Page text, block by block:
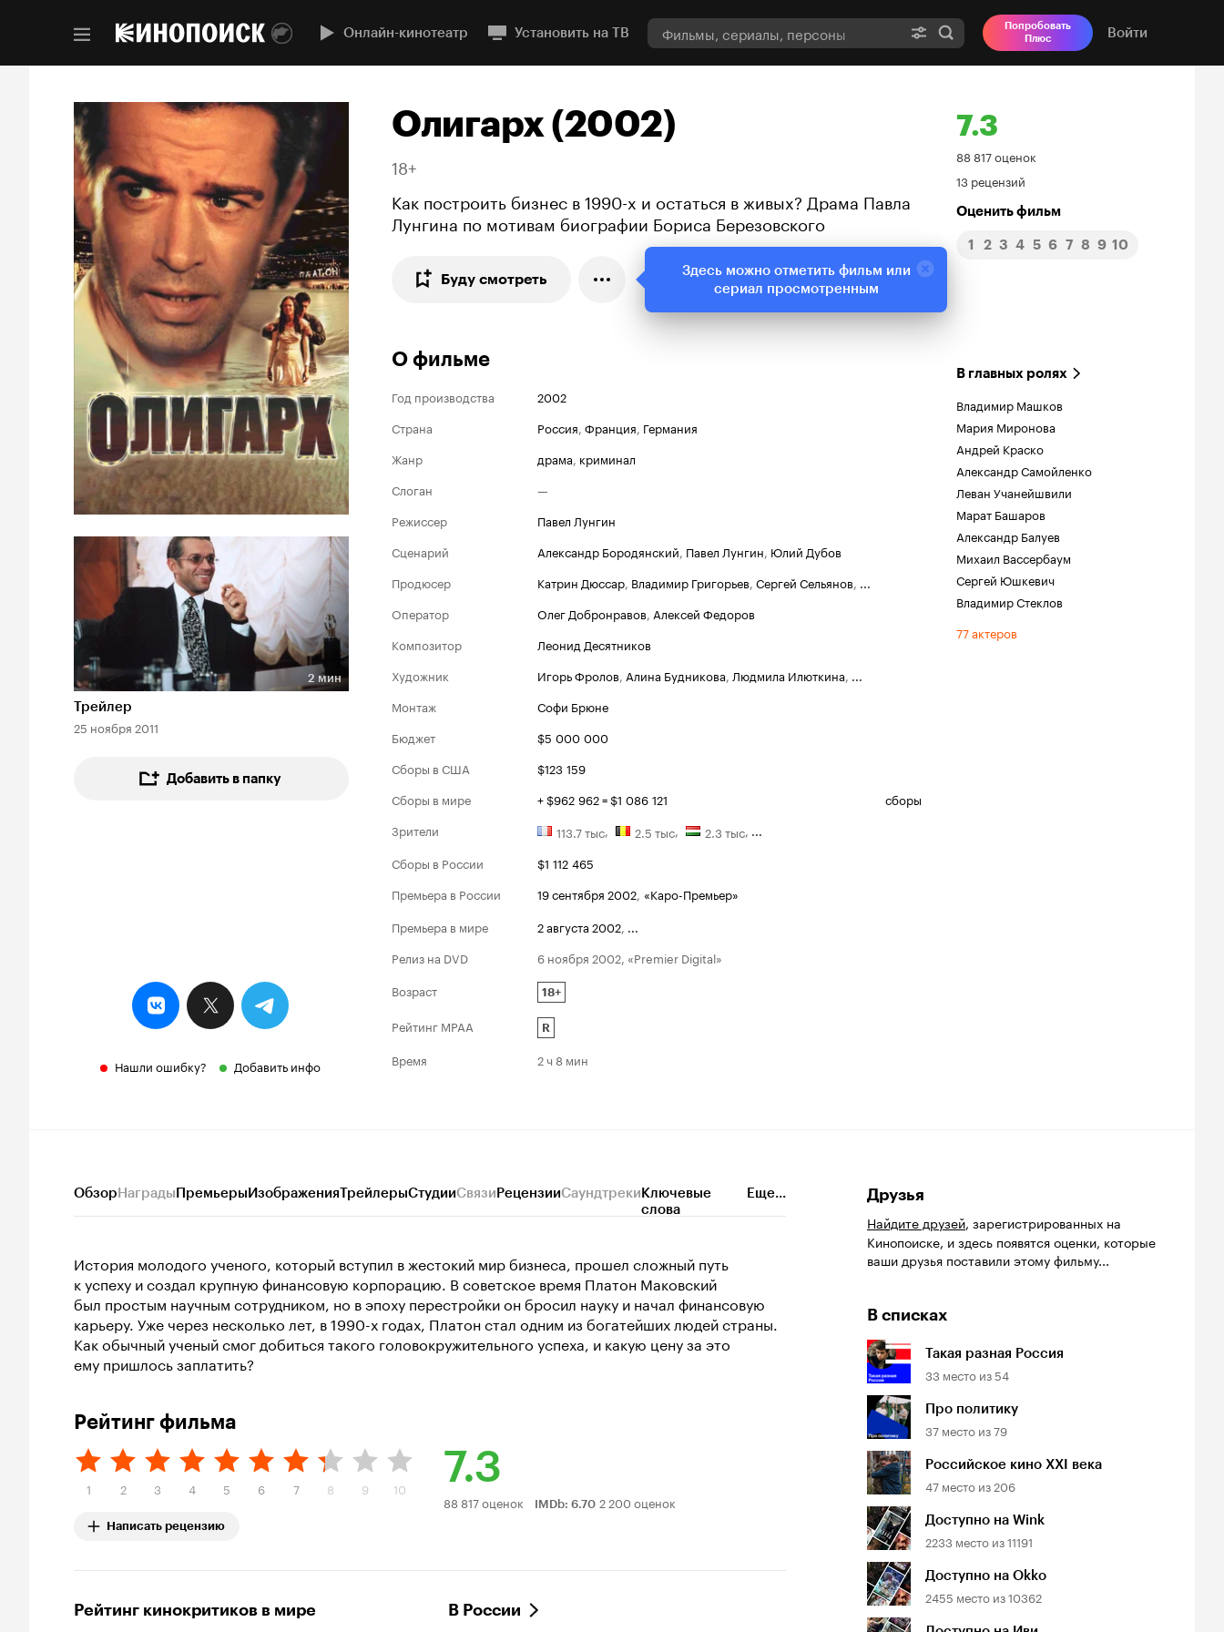
Онлайн-кинотеатр Установить на ТВ
Попробовать
Плюс
Войти
Длительность 2 мин
2 мин
Трейлер
25 ноября 2011
Добавить в папку
Нашли ошибку? Добавить инфо
Олигарх (2002)
18+
Как построить бизнес в 1990-х и остаться в живых? Драма Павла
Лунгина по мотивам биографии Бориса Березовского
Буду смотреть
7.3
Рейтинг
Кинопоиска
7.3
88 817 оценок
13 рецензий
Оценить фильм
1 2 3 4 5 6 7 8 9 10
О фильме
Год производства
2002
Страна
Россия, Франция, Германия
Жанр
драма, криминал
Слоган
—
Режиссер
Павел Лунгин
Сценарий
Александр Бородянский, Павел Лунгин, Юлий Дубов
Продюсер
Катрин Дюссар, Владимир Григорьев, Сергей Сельянов, ...
Оператор
Олег Добронравов, Алексей Федоров
Композитор
Леонид Десятников
Художник
Игорь Фролов, Алина Будникова, Людмила Илюткина, ...
Монтаж
Софи Брюне
Бюджет
$5 000 000
Сборы в США
$123 159
Сборы в мире
+ $962 962 = $1 086 121
сборы
Зрители
113.7 тыс, 2.5 тыс, 2.3 тыс, ...
Сборы в России
$1 112 465
Премьера в России
19 сентября 2002 «Каро-Премьер»
Премьера в мире
2 августа 2002, ...
Релиз на DVD
6 ноября 2002, «Premier Digital»
Возраст
18+
Рейтинг MPAA R
Время 2 ч 8 мин
В главных ролях
Владимир Машков
Мария Миронова
Андрей Краско
Александр Самойленко
Леван Учанейшвили
Марат Башаров
Александр Балуев
Михаил Вассербаум
Сергей Юшкевич
Владимир Стеклов
77 актеров
ОбзорНаградыПремьерыИзображенияТрейлерыСтудииСвязиРецензииСаундтрекиКлючевые
слова
Еще...
История молодого ученого, который вступил в жестокий мир бизнеса, прошел сложный путь
к успеху и создал крупную финансовую корпорацию. В советское время Платон Маковский
был простым научным сотрудником, но в эпоху перестройки он бросил науку и начал финансовую
карьеру. Уже через несколько лет, в 1990-х годах, Платон стал одним из богатейших людей страны.
Как обычный ученый смог добиться такого головокружительного успеха, и какую цену за это
ему пришлось заплатить?
Рейтинг фильма
1 2 3 4 5 6 7 8 9 10
Написать рецензию
7.3
Рейтинг
7.3
88 817 оценок IMDb: 6.70 2 200 оценок
Рейтинг кинокритиков в мире В России
Друзья
Найдите друзей, зарегистрированных на
Кинопоиске, и здесь появятся оценки, которые
ваши друзья поставили этому фильму...
В списках
Такая разная Россия
33 место из54
Про политику
37 место из79
Российское кино XXI века
47 место из206
Доступно на Wink
2233 место из11191
Доступно на Okko
2455 место из10362
Здесь можно отметить фильм или
сериал просмотренным